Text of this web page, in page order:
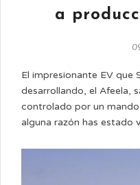
a
El impresionante EV que
desarrollando, el Afeela,
controlado por un
alguna razón has estado